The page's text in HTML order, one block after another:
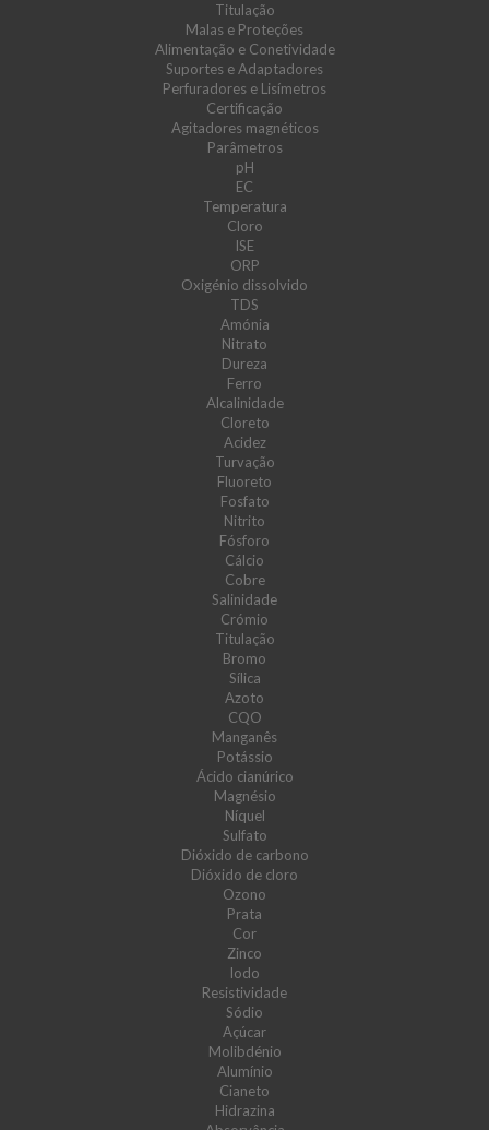
Titulação
Malas e Proteções
Alimentação e Conetividade
Suportes e Adaptadores
Perfuradores e Lisímetros
Certificação
Agitadores magnéticos
Parâmetros
pH
EC
Temperatura
Cloro
ISE
ORP
Oxigénio dissolvido
TDS
Amónia
Nitrato
Dureza
Ferro
Alcalinidade
Cloreto
Acidez
Turvação
Fluoreto
Fosfato
Nitrito
Fósforo
Cálcio
Cobre
Salinidade
Crómio
Titulação
Bromo
Sílica
Azoto
CQO
Manganês
Potássio
Ácido cianúrico
Magnésio
Níquel
Sulfato
Dióxido de carbono
Dióxido de cloro
Ozono
Prata
Cor
Zinco
Iodo
Resistividade
Sódio
Açúcar
Molibdénio
Alumínio
Cianeto
Hidrazina